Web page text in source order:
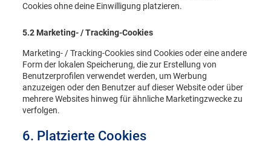
Cookies ohne deine Einwilligung platzieren.
5.2 Marketing- / Tracking-Cookies
Marketing- / Tracking-Cookies sind Cookies oder eine andere
Form der lokalen Speicherung, die zur Erstellung von
Benutzerprofilen verwendet werden, um Werbung
anzuzeigen oder den Benutzer auf dieser Website oder über
mehrere Websites hinweg für ähnliche Marketingzwecke zu
verfolgen.
6. Platzierte Cookies